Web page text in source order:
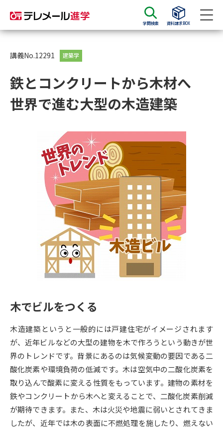
学問検索 資料請求BOX
資料請求
大学・短大の資料種類から請求
総合型選抜・学校推薦型選抜 募
集要項＆願書
大学入学共通テスト利用選抜の
募集要項＆願書
大学・短大以外の資料から請求
専門学校の資料請求 大学院の資料請求
留学・進学関連、塾・予備校
大学入学共通テスト「受験案
内」の請求
大学入学共通テスト「受験上の
高等学校卒業程度認定試験
幼稚園教員資格認定試験
高等学校（情報）教員資格認定
試験
大学研究 大学検索
大学で学べる内容や特徴を調べる
講義No.12291 建築学
鉄とコンクリートから木材へ
世界で進む大型の木造建築
木でビルをつくる
木造建築というと一般的には戸建住宅がイメージされます
が、近年ビルなどの大型の建物を木で作ろうという動きが世
界のトレンドです。背景にあるのは気候変動の要因である二
酸化炭素や環境負荷の低減です。木は空気中の二酸化炭素を
取り込んで酸素に変える性質をもっています。建物の素材を
鉄やコンクリートから木へと変えることで、二酸化炭素削減
が期待できます。また、木は火災や地震に弱いとされてきま
したが、近年では木の表面に不燃処理を施したり、燃えない